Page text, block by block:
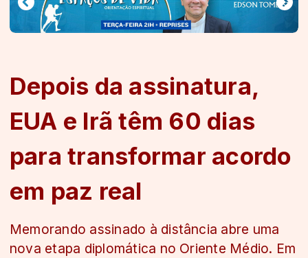
Depois da assinatura,
EUA e Irã têm 60 dias
para transformar acordo
em paz real
Memorando assinado à distância abre uma
nova etapa diplomática no Oriente Médio. Em